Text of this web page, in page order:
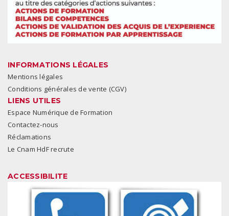
INFORMATIONS LÉGALES
Mentions légales
Conditions générales de vente (CGV)
LIENS UTILES
Espace Numérique de Formation
Contactez-nous
Réclamations
Le Cnam HdF recrute
ACCESSIBILITE